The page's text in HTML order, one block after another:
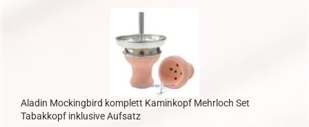
Aladin Mockingbird komplett Kaminkopf Mehrloch Set
Tabakkopf inklusive Aufsatz